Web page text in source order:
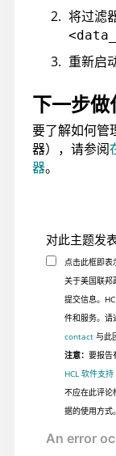
将过滤
重新启
下一步做
要了解如何管
器），请参阅
器。
对此主题发
点击此框即
关于美国联邦
提交信息。
件和服务。请
contact与此
注意： 要报告
HCL 软件支持
不应在此评论
据的使用方式。